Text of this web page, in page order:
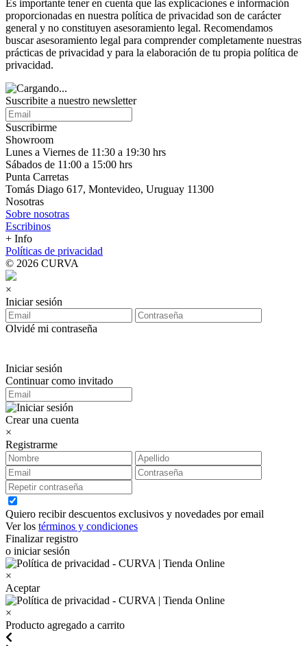
Es importante tener en cuenta que las explicaciones e información
proporcionadas en nuestra política de privacidad son de carácter
general y no constituyen asesoramiento legal. Recomendamos
buscar asesoramiento legal para comprender completamente nuestras
prácticas de privacidad y para la elaboración de tu propia política de
privacidad.
Suscribite a nuestro newsletter
Suscribirme
Showroom
Lunes a Viernes de 11:30 a 19:30 hrs
Sábados de 11:00 a 15:00 hrs
Punta Carretas
Tomás Diago 617, Montevideo, Uruguay 11300
Nosotras
Sobre nosotras
Escribinos
+ Info
Políticas de privacidad
© 2026 CURVA
×
Iniciar sesión
Olvidé mi contraseña
Iniciar sesión
Continuar como invitado
Crear una cuenta
×
Registrarme
Quiero recibir descuentos exclusivos y novedades por email
Ver los términos y condiciones
Finalizar registro
o iniciar sesión
×
Aceptar
×
Producto agregado a carrito